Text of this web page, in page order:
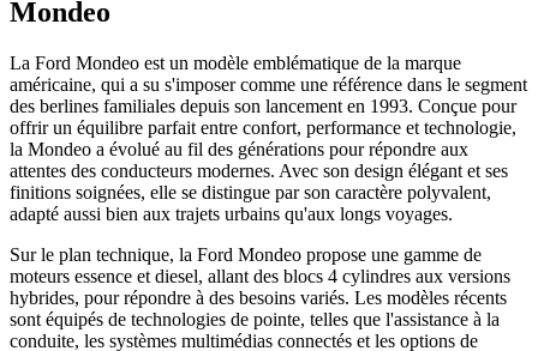
Mondeo
La Ford Mondeo est un modèle emblématique de la marque
américaine, qui a su s'imposer comme une référence dans le segment
des berlines familiales depuis son lancement en 1993. Conçue pour
offrir un équilibre parfait entre confort, performance et technologie,
la Mondeo a évolué au fil des générations pour répondre aux
attentes des conducteurs modernes. Avec son design élégant et ses
finitions soignées, elle se distingue par son caractère polyvalent,
adapté aussi bien aux trajets urbains qu'aux longs voyages.
Sur le plan technique, la Ford Mondeo propose une gamme de
moteurs essence et diesel, allant des blocs 4 cylindres aux versions
hybrides, pour répondre à des besoins variés. Les modèles récents
sont équipés de technologies de pointe, telles que l'assistance à la
conduite, les systèmes multimédias connectés et les options de